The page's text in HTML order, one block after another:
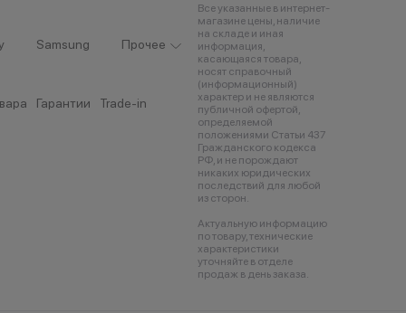
Samsung Прочее
Гарантии
Trade-in
Все указанные в интернет-
магазине цены, наличие
на складе и иная
информация,
касающаяся товара,
носят справочный
(информационный)
характер и не являются
публичной офертой,
определяемой
положениями Статьи 437
Гражданского кодекса
РФ, и не порождают
никаких юридических
последствий для любой
из сторон.
Актуальную информацию
по товару, технические
характеристики
уточняйте в отделе
продаж в день заказа.